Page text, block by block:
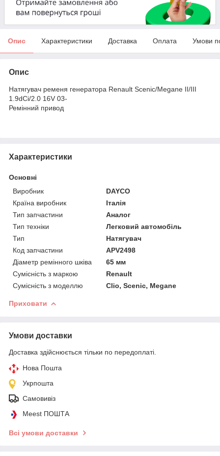
Опис Характеристики Доставка Оплата Умови
Опис
Натягувач ременя генератора Renault Scenic/Megane II/III
1.9dCi/2.0 16V 03-
Ремінний привод
Характеристики
Основні
Виробник
DAYCO
Країна виробник
Італія
Тип запчастини
Аналог
Тип техніки
Легковий автомобіль
Тип
Натягувач
Код запчастини
APV2498
Діаметр ремінного шківа
65 мм
Сумісність з маркою
Renault
Сумісність з моделлю
Clio, Scenic, Megane
Приховати
Умови доставки
Доставка здійснюється тільки по передоплаті.
Нова Пошта
Укрпошта
Самовивіз
Meest ПОШТА
Всі умови доставки